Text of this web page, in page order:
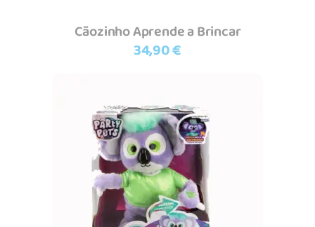
Cãozinho Aprende a Brincar
34,90€
Adicionar